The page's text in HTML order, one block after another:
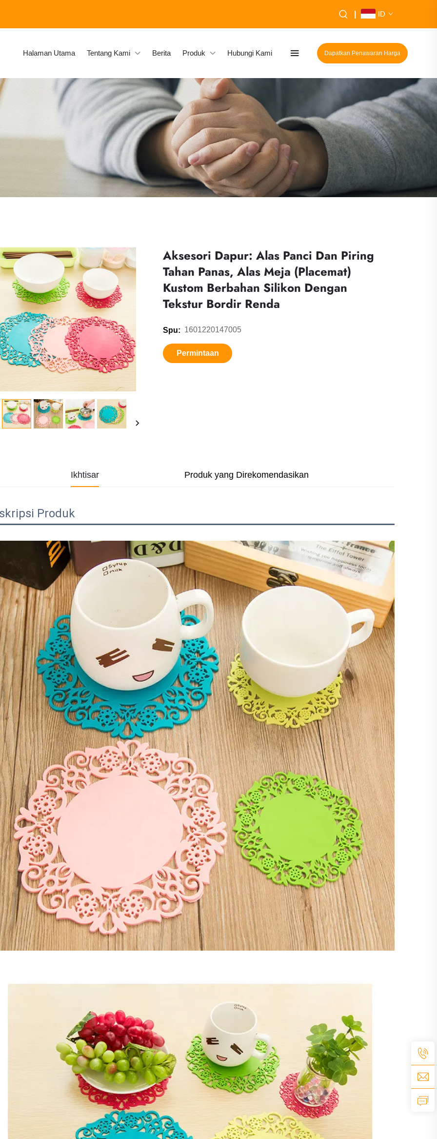
ID
Halaman Utama Tentang Kami Berita Produk Hubungi Kami Dapatkan Penawaran Harga
Aksesori Dapur: Alas Panci Dan Piring
Tahan Panas, Alas Meja (Placemat)
Kustom Berbahan Silikon Dengan
Tekstur Bordir Renda
Spu: 1601220147005
Permintaan
Ikhtisar Produk yang Direkomendasikan
Produk